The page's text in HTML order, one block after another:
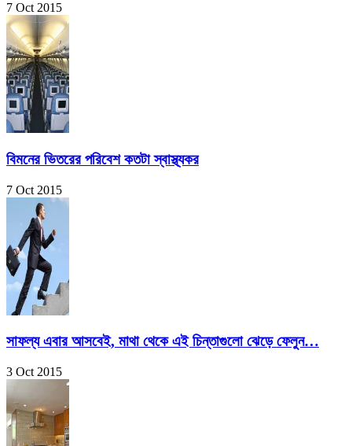
7 Oct 2015
বিমনের ভিতরের পরিবেশ কতটা স্বাস্থ্যকর
7 Oct 2015
সাফল্য এবার আসবেই, মাথা থেকে এই চিন্তাগুলো ঝেড়ে ফেলুন…
3 Oct 2015